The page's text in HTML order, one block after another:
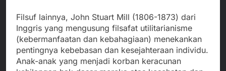
Filsuf lainnya, John Stuart Mill (1806-1873) dari
Inggris yang mengusung filsafat utilitarianisme
(kebermanfaatan dan kebahagiaan) menekankan
pentingnya kebebasan dan kesejahteraan individu.
Anak-anak yang menjadi korban keracunan